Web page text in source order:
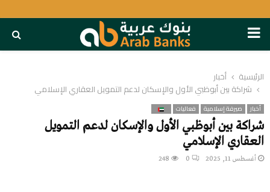
PRIMARY
MENU
الرئيسية
أخبار
شراكة بين أبوظبي الأول والإسكان لدعم التمويل العقاري الإسلامي
أخبار صيرفة إسلامية فعاليات
شراكة بين أبوظبي الأول والإسكان لدعم التمويل
العقاري الإسلامي
أغسطس 11, 2025 0
248